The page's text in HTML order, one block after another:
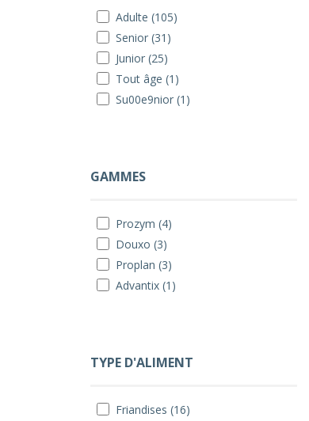
Adulte (105)
Senior (31)
Junior (25)
Tout âge (1)
Su00e9nior (1)
GAMMES
Prozym (4)
Douxo (3)
Proplan (3)
Advantix (1)
TYPE D'ALIMENT
Friandises (16)